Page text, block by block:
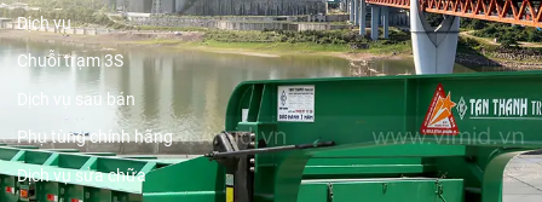
Dịch vụ
Chuỗi trạm 3S
Dịch vụ sau bán
Phụ tùng chính hãng
Dịch vụ sửa chữa